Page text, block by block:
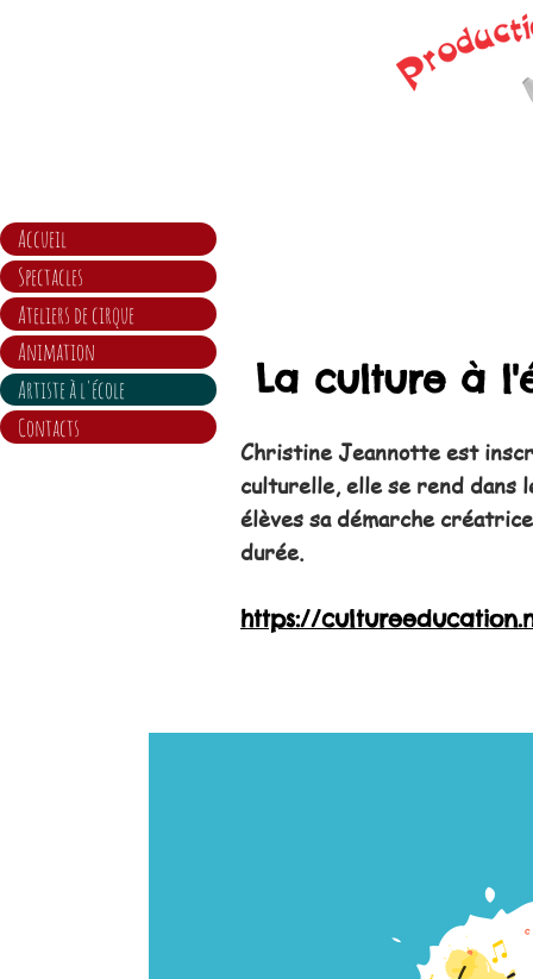
La culture à
Christine Jeannotte est
culturelle, elle se rend dans
élèves sa démarche
durée.
https://
Accueil
Spectacles
Ateliers de cirque
Animation
Artiste à l'école
Contacts